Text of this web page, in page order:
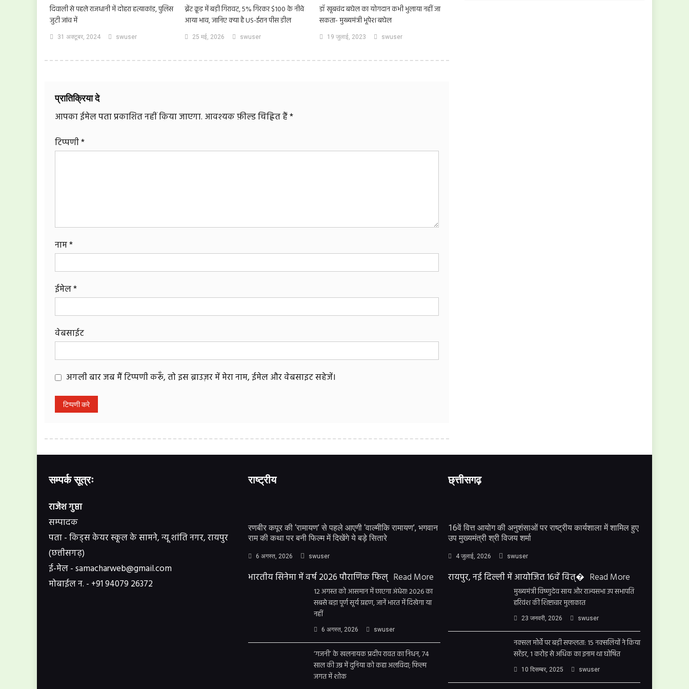
दिवाली से पहले राजधानी में दोहरा हत्याकांड, पुलिस
जुटी जांच में
31 अक्टूबर, 2024 swuser
ब्रेंट क्रूड में बड़ी गिरावट, 5% गिरकर $100 के नीचे
आया भाव, जानिए क्या है US-ईरान पीस डील
25 मई, 2026 swuser
डॉ खूबचंद बघेल का योगदान कभी भुलाया नहीं जा
सकता- मुख्यमंत्री भूपेश बघेल
19 जुलाई, 2023 swuser
प्रातिक्रिया दे
आपका ईमेल पता प्रकाशित नहीं किया जाएगा. आवश्यक फ़ील्ड चिह्नित हैं*
टिप्पणी*
नाम*
ईमेल*
वेबसाईट
अगली बार जब मैं टिप्पणी करूँ, तो इस ब्राउज़र में मेरा नाम, ईमेल और वेबसाइट सहेजें।
सम्पर्क सूत्रः
राजेश गुप्ता
सम्पादक
पता - किड्स केयर स्कूल के सामने, न्यू शांति नगर, रायपुर
(छत्तीसगढ़)
ई-मेल - samacharweb@gmail.com
मोबाईल न. - +91 94079 26372
राष्ट्रीय
रणबीर कपूर की ‘रामायण’ से पहले आएगी ‘वाल्मीकि रामायण’, भगवान
राम की कथा पर बनी फिल्म में दिखेंगे ये बड़े सितारे
6 अगस्त, 2026 swuser
भारतीय सिनेमा में वर्ष 2026 पौराणिक फिल् Read More
12 अगस्त को आसमान में छाएगा अंधेरा! 2026 का
सबसे बड़ा पूर्ण सूर्य ग्रहण, जानें भारत में दिखेगा या
नहीं
6 अगस्त, 2026 swuser
‘गजनी’ के खलनायक प्रदीप रावत का निधन, 74
साल की उम्र में दुनिया को कहा अलविदा; फिल्म
जगत में शोक
छ्त्तीसगढ़
16वें वित्त आयोग की अनुशंसाओं पर राष्ट्रीय कार्यशाला में शामिल हुए
उप मुख्यमंत्री श्री विजय शर्मा
4 जुलाई, 2026 swuser
रायपुर, नई दिल्ली में आयोजित 16वें वित्� Read More
मुख्यमंत्री विष्णुदेव साय और राज्यसभा उप सभापति
हरिवंश की शिष्टाचार मुलाकात
23 जनवरी, 2026 swuser
नक्सल मोर्चे पर बड़ी सफलता: 15 नक्सलियों ने किया
सरेंडर, 1 करोड़ से अधिक का इनाम था घोषित
10 दिसम्बर, 2025 swuser